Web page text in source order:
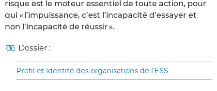
risque est le moteur essentiel de toute action, pour
qui « l’impuissance, c’est l’incapacité d’essayer et
non l’incapacité de réussir ».
Dossier :
Profil et Identité des organisations de l’ESS